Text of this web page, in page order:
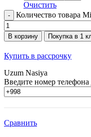
Очистить
Количество товара
В корзину Покупка в 1
Купить в рассрочку
Uzum Nasiya
Введите номер
Сравнить